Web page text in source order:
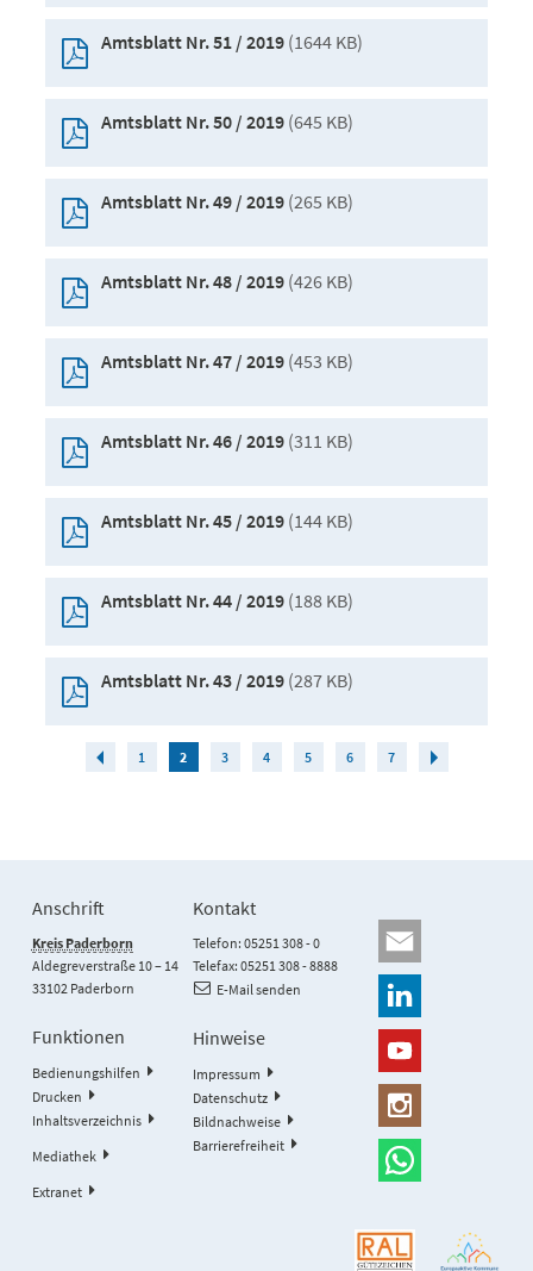
Amtsblatt Nr. 51 / 2019(1644 KB)
Amtsblatt Nr. 50 / 2019(645 KB)
Amtsblatt Nr. 49 / 2019(265 KB)
Amtsblatt Nr. 48 / 2019(426 KB)
Amtsblatt Nr. 47 / 2019(453 KB)
Amtsblatt Nr. 46 / 2019(311 KB)
Amtsblatt Nr. 45 / 2019(144 KB)
Amtsblatt Nr. 44 / 2019(188 KB)
Amtsblatt Nr. 43 / 2019(287 KB)
1 2 3 4 5 6 7
Anschrift
Kreis Paderborn
Aldegreverstraße 10 – 14
33102 Paderborn
Kontakt
Telefon: 05251 308 - 0
Telefax: 05251 308 - 8888
E-Mail senden
Funktionen
Bedienungshilfen
Drucken
Inhaltsverzeichnis
Mediathek
Extranet
Hinweise
Impressum
Datenschutz
Bildnachweise
Barrierefreiheit